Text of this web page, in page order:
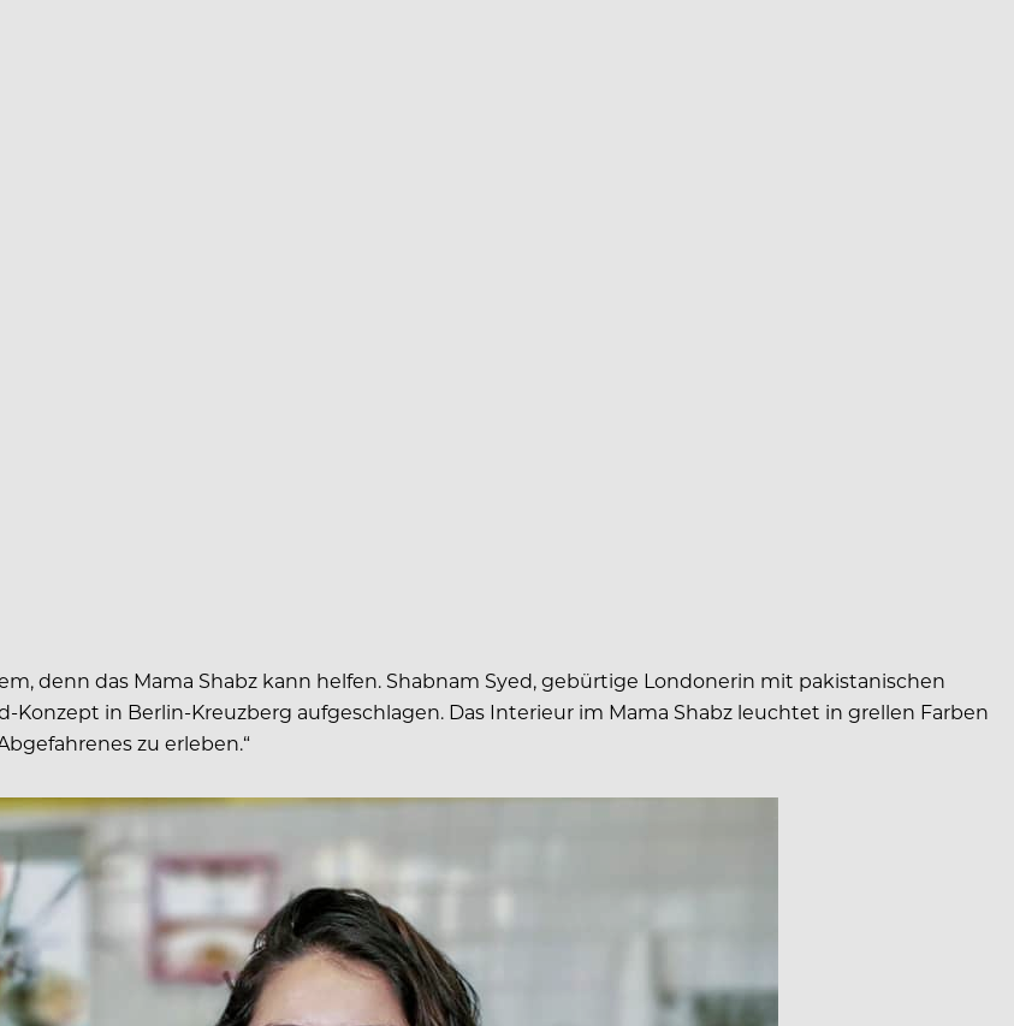
denn das Mama Shabz kann helfen. Shabnam Syed, gebürtige Londonerin mit pakistanischen
in Berlin-Kreuzberg aufgeschlagen. Das Interieur im Mama Shabz leuchtet in grellen Farben
zu erleben.“